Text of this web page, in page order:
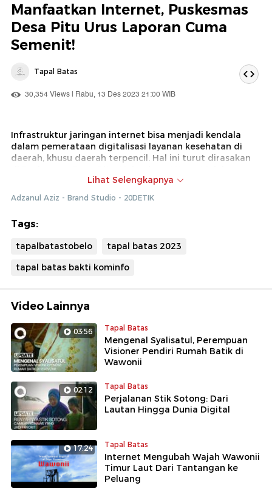
Berhenti
Hidup
Manfaatkan Internet, Puskesmas
Desa Pitu Urus Laporan Cuma
Semenit!
Tapal Batas
30,354 Views | Rabu, 13 Des 2023 21:00 WIB
Infrastruktur jaringan internet bisa menjadi kendala
dalam pemerataan digitalisasi layanan kesehatan di
daerah, khusu daerah terpencil. Hal ini turut dirasakan
Utara, yang sempat kesulitan melakukan laporan
masalah kesehatan hingga berhari-hari karena sulitnya
akses internet.
Namun, kini masalah akses pelaporan Puskesmas Pitu
yang memberikan bantuan akses internet.
Lihat Selengkapnya
Adzanul Aziz - Brand Studio - 20DETIK
Tags:
tapalbatastobelo
tapal batas 2023
tapal batas bakti kominfo
Video Lainnya
03:56 Tapal Batas
Mengenal Syalisatul, Perempuan
Visioner Pendiri Rumah Batik di
Wawonii
02:12 Tapal Batas
Perjalanan Stik Sotong: Dari
Lautan Hingga Dunia Digital
17:24 Tapal Batas
Internet Mengubah Wajah Wawonii
Timur Laut Dari Tantangan ke
Peluang